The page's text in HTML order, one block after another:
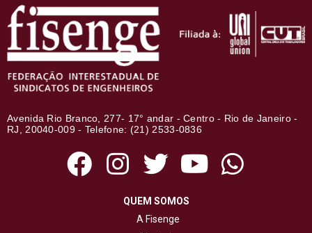
Avenida Rio Branco, 277- 17° andar - Centro - Rio de Janeiro -
RJ, 20040-009 - Telefone: (21) 2533-0836
QUEM SOMOS
A Fisenge